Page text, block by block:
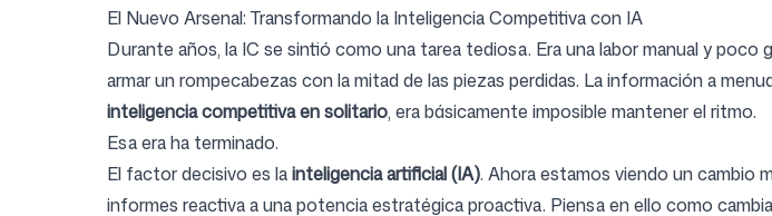
El Nuevo Arsenal: Transformando la Inteligencia Competitiva con IA
Durante años, la IC se sintió como una tarea tediosa. Era una labor manual y
armar un rompecabezas con la mitad de las piezas perdidas. La información a
inteligencia competitiva en solitario, era básicamente imposible mantener el ritmo.
Esa era ha terminado.
El factor decisivo es lainteligencia artificial (IA). Ahora estamos viendo un cambio
informes reactiva a una potencia estratégica proactiva. Piensa en ello como